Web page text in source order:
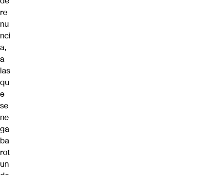
re
nu
nci
a,
a
las
qu
e
se
ne
ga
ba
rot
un